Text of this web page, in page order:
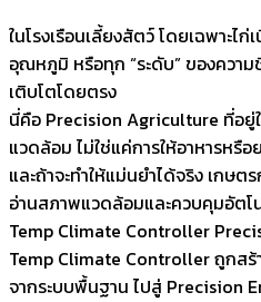
ในโรงเรือนเลี้ยงสัตว์ โดยเฉพาะไ
อุณหภูมิ หรือทุก “ระดับ” ของควา
เติบโตโดยตรง
นี่คือ Precision Agriculture ที่อ
แวดล้อม ไม่ใช่แค่การให้อาหารหรือ
และถ้าจะทำให้แม่นยำได้จริง เกษต
อ่านสภาพแวดล้อมและควบคุมอัตโ
Temp Climate Controller
Temp Climate Controller ถูกสร้
จากระบบพื้นฐาน ไปสู่ Precision